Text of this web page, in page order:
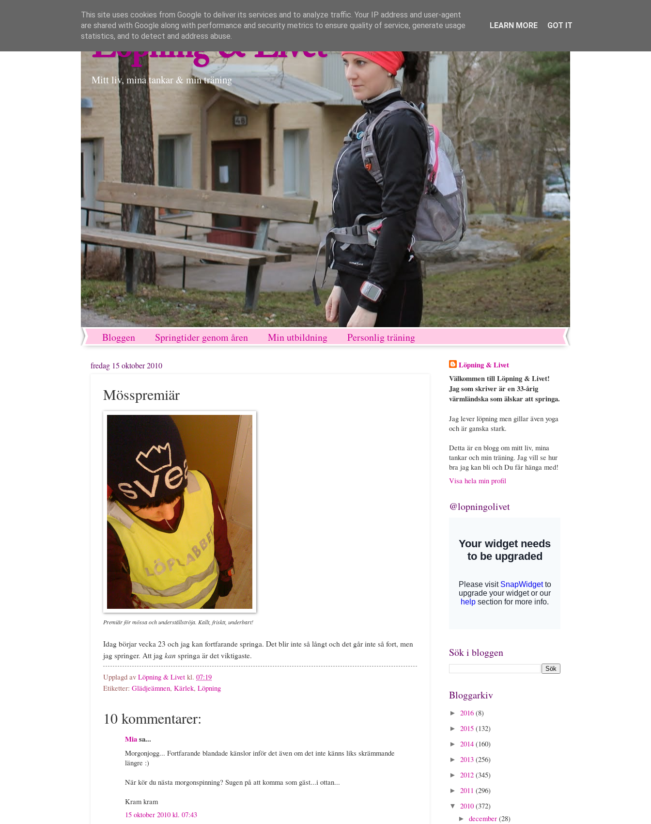
Löpning & Livet
Mitt liv, mina tankar & min träning
Bloggen Springtider genom åren Min utbildning Personlig träning
fredag 15 oktober 2010
Mösspremiär
Premiär för mössa och underställströja. Kallt, frisktt, underbart!
Idag börjar vecka 23 och jag kan fortfarande springa. Det blir inte så långt och det går inte så fort, men
jag springer. Att jag kan springa är det viktigaste.
Upplagd av Löpning & Livet kl. 07:19
Etiketter: Glädjeämnen, Kärlek, Löpning
10 kommentarer:
Miasa...
Morgonjogg... Fortfarande blandade känslor inför det även om det inte känns liks skrämmande
längre :)
När kör du nästa morgonspinning? Sugen på att komma som gäst...i ottan...
Kram kram
15 oktober 2010 kl. 07:43
Löpning & Livet
Välkommen till Löpning & Livet!
Jag som skriver är en 33-årig
värmländska som älskar att springa.
Jag lever löpning men gillar även yoga
och är ganska stark.
Detta är en blogg om mitt liv, mina
tankar och min träning. Jag vill se hur
bra jag kan bli och Du får hänga med!
Visa hela min profil
@lopningolivet
Sök i bloggen
Bloggarkiv
► 2016 (8)
► 2015 (132)
► 2014 (160)
► 2013 (256)
► 2012 (345)
► 2011 (296)
▼ 2010 (372)
► december (28)
This site uses cookies from Google to deliver its services and to analyze traffic. Your IP address and user-agent
are shared with Google along with performance and security metrics to ensure quality of service, generate usage
statistics, and to detect and address abuse.
LEARN MORE GOT IT